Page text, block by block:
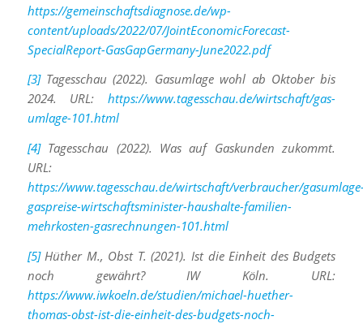
https://gemeinschaftsdiagnose.de/wp-
content/uploads/2022/07/JointEconomicForecast-
SpecialReport-GasGapGermany-June2022.pdf
[3]Tagesschau (2022). Gasumlage wohl ab Oktober bis
2024. URL:https://www.tagesschau.de/wirtschaft/gas-
umlage-101.html
[4]Tagesschau (2022). Was auf Gaskunden zukommt.
URL:
https://www.tagesschau.de/wirtschaft/verbraucher/
gaspreise-wirtschaftsminister-haushalte-familien-
mehrkosten-gasrechnungen-101.html
[5]Hüther M., Obst T. (2021). Ist die Einheit des Budgets
noch gewährt? IW Köln. URL:
https://www.iwkoeln.de/studien/michael-huether-
thomas-obst-ist-die-einheit-des-budgets-noch-